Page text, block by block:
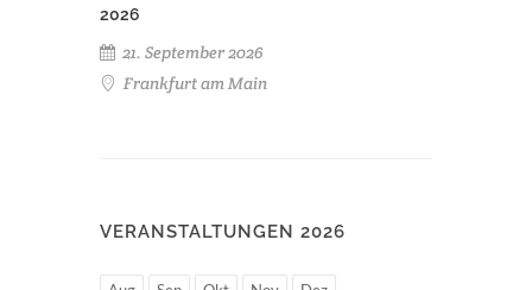
2026
21. September 2026
Frankfurt am Main
VERANSTALTUNGEN 2026